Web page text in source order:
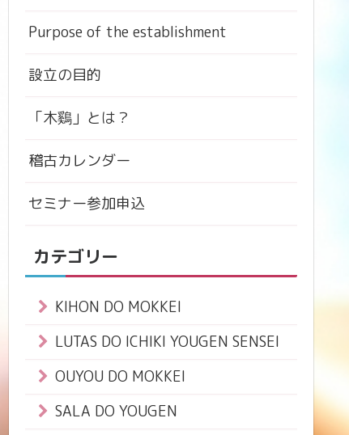
Purpose of the establishment
設立の目的
「木鷄」とは？
稽古カレンダー
セミナー参加申込
カテゴリー
KIHON DO MOKKEI
LUTAS DO ICHIKI YOUGEN SENSEI
OUYOU DO MOKKEI
SALA DO YOUGEN